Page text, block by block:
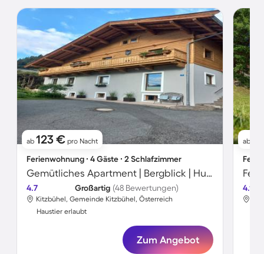
ab 123 € pro Nacht
Ferienwohnung ∙ 4 Gäste ∙ 2 Schlafzimmer
Gemütliches Apartment | Bergblick | Hunde erlaubt
4.7 Großartig (48 Bewertungen)
Kitzbühel, Gemeinde Kitzbühel, Österreich
Haustier erlaubt
Zum Angebot
ab
4.1